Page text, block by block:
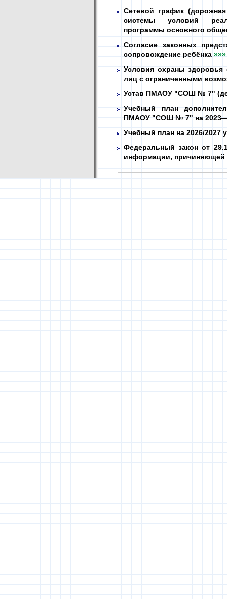
Сетевой график
системы условий
программы основного
Согласие законных
сопровождение ребёнка »»»
Условия охраны
лиц с ограниченными
Устав ПМАОУ "СОШ № 7"
Учебный план
ПМАОУ "СОШ № 7" на
Учебный план на 2026/2027
Федеральный закон от
информации,